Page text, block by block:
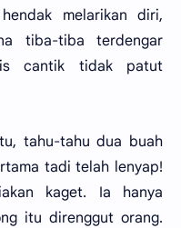
melarikan diri,
tiba-tiba terdengar
cantik tidak patut
tahu-tahu dua buah
tadi telah lenyap!
kaget. Ia hanya
itu direnggut orang.